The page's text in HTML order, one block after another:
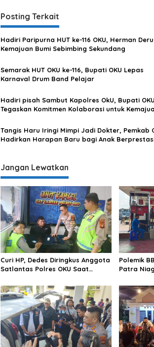
Posting Terkait
Hadiri Paripurna HUT ke-116 OKU, Herman
Kemajuan Bumi Sebimbing Sekundang
Semarak HUT OKU ke-116, Bupati OKU Lepas
Karnaval Drum Band Pelajar
Hadiri pisah Sambut Kapolres OkU, Bupati OKU
Tegaskan Komitmen Kolaborasi untuk
Tangis Haru Iringi Mimpi Jadi Dokter, Pemkab
Hadirkan Harapan Baru bagi Anak
Jangan Lewatkan
Curi HP, Dedes Diringkus Anggota
Satlantas Polres OKU Saat
Polemik
Patra
BBM
Komering